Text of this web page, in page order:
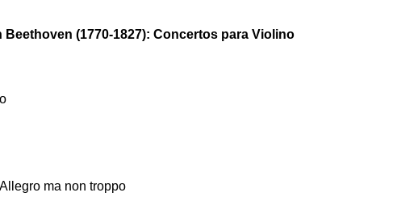
(1770-1827): Concertos para Violino
ma non troppo